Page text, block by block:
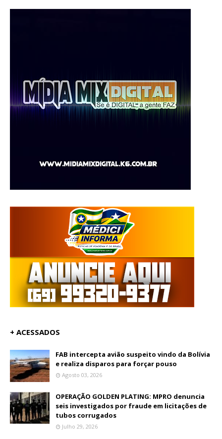
+ ACESSADOS
FAB intercepta avião suspeito vindo da Bolívia
e realiza disparos para forçar pouso
Agosto 03, 2026
OPERAÇÃO GOLDEN PLATING: MPRO denuncia
seis investigados por fraude em licitações de
tubos corrugados
Julho 29, 2026